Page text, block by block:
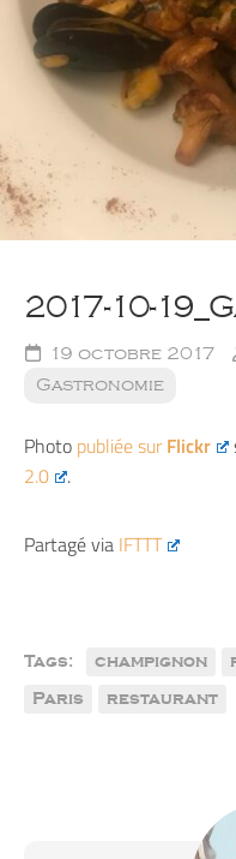
2017-10-
19 octobre 2017
Gastronomie
Photo publiée surFlickr
2.0
.
Partagé via IFTTT
Tags: champignon
Paris
restaurant